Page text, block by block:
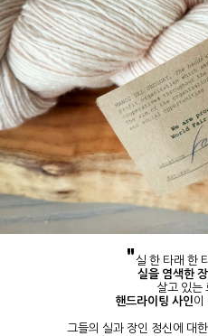
"실 한 타래 한
실을 염색한
살고 있는
핸드라이팅 사인이
그들의 실과 장인 정신에 대